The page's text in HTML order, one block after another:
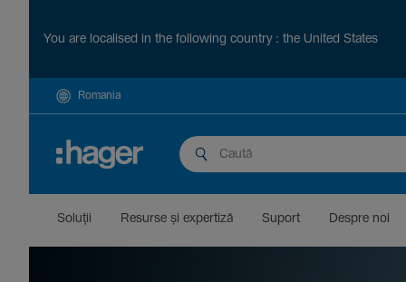
You are localised in the following country : the United States
Romania
Soluții Resurse și exper­tiză Suport Despre noi